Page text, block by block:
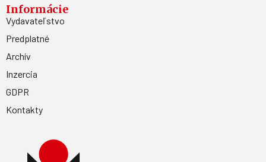
Informácie
Vydavateľstvo
Predplatné
Archív
Inzercia
GDPR
Kontakty